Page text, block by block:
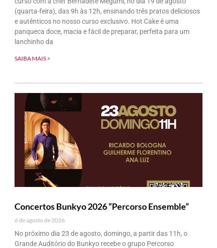
(quarta-feira), das 9h às 12h, ensinando três pratos deliciosos
e autênticos no nosso curso exclusivo. Hot Cake é uma
panqueca doce, macia e fácil de preparar, perfeita para um
lanchinho da
SAIBA MAIS >
Concertos Bunkyo 2026 “Percorso Ensemble”
6 de agosto de 2026
No próximo dia 23 de agosto, domingo, a partir das 11h, o
Grande Auditório do Bunkyo recebe o grupo Percorso